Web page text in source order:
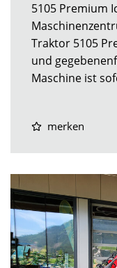
5105 Premium
Traktor 5105
und
Maschine ist
merken